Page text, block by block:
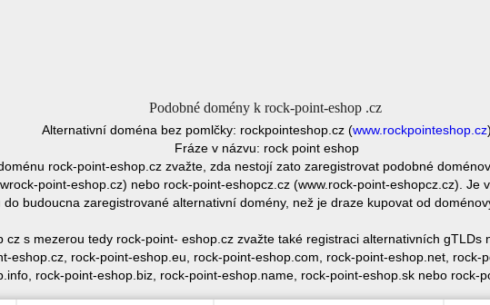
Podobné domény k rock-point-eshop .cz
Alternativní doména bez pomlčky: rockpointeshop.cz (www.rockpointeshop.cz)
Fráze v názvu: rock point eshop
rock-point-eshop.cz zvažte, zda nestojí zato zaregistrovat podobné
point-eshop.cz) nebo rock-point-eshopcz.cz (www.rock-point-eshopcz.cz). Je
do budoucna zaregistrované alternativní domény, než je draze kupovat od
cz s mezerou tedy rock-point- eshop.cz zvažte také registraci alternativních gTLDs
eshop.cz, rock-point-eshop.eu, rock-point-eshop.com, rock-point-eshop.net, rock-
rock-point-eshop.biz, rock-point-eshop.name, rock-point-eshop.sk nebo rock-